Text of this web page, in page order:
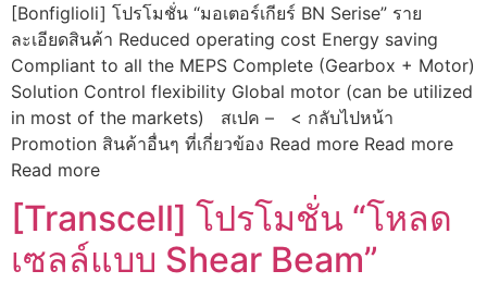
[Bonfiglioli] โปรโมชั่น “มอเตอร์เกียร์ BN Serise” ราย
ละเอียดสินค้า Reduced operating cost Energy saving
Compliant to all the MEPS Complete (Gearbox + Motor)
Solution Control flexibility Global motor (can be utilized
in most of the markets) สเปค – < กลับไปหน้า
Promotion สินค้าอื่นๆ ที่เกี่ยวข้อง Read more Read more
Read more
[Transcell] โปรโมชั่น “โหลด
เซลล์แบบ Shear Beam”